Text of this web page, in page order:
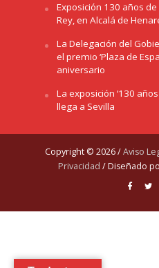
Exposición 130 años
Rey, en Alcalá de
La Delegación del
el premio ‘Plaza de
aniversario
La exposición ‘130
llega a Sevilla
Copyright © 2026 /Aviso
Privacidad / Diseñado